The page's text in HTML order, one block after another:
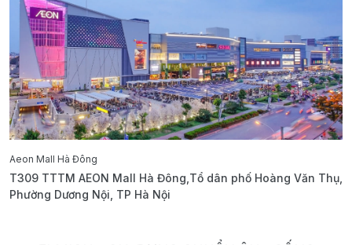
Aeon Mall Hà Đông
T309 TTTM AEON Mall Hà Đông,Tổ dân phố Hoàng Văn Thụ,
Phường Dương Nội, TP Hà Nội